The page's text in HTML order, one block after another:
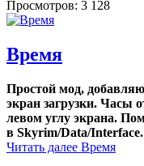
Просмотров: 3 128
Время
Простой мод,
экран загрузки. Часы
левом углу экрана.
в Skyrim/Data/Interface.
Читать далее Время